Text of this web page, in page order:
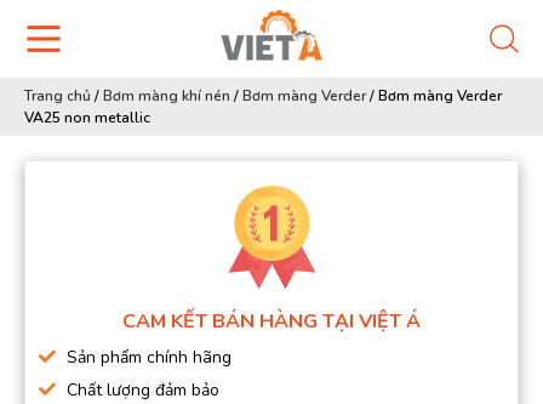
Trang chủ /Bơm màng khí nén /Bơm màng Verder/Bơm màng Verder
VA25 non metallic
CAM KẾT BÁN HÀNG TẠI VIỆT Á
Sản phẩm chính hãng
Chất lượng đảm bảo